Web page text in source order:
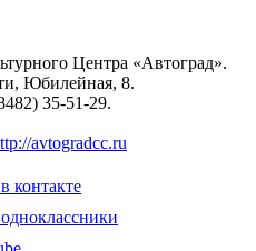
Центра «Автоград».
Юбилейная, 8.
35-51-29.
avtogradcc.ru